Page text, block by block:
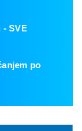
- SVE
po